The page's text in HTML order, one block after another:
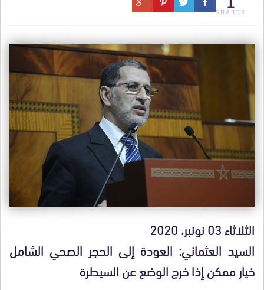
SHARES
الثلاثاء 03 نونبر، 2020
السيد العثماني: العودة إلى الحجر الصحي الشامل
خيار ممكن إذا خرج الوضع عن السيطرة